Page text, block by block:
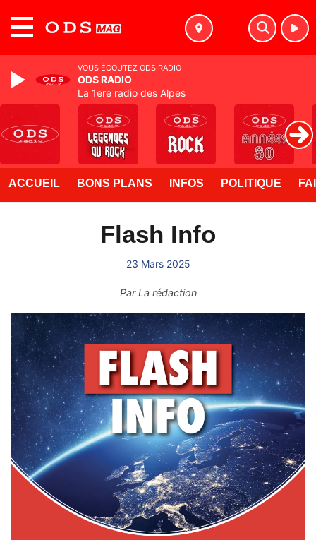
ACCUEIL BONS PLANS INFOS POLITIQUE
Flash Info
23 Mars 2025
ParLa rédaction
VOUS ÉCOUTEZ ODS RADIO
ODS RADIO
La 1ere radio des Alpes